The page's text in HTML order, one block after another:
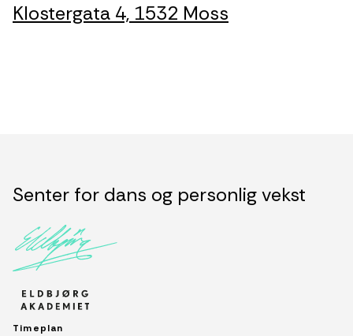
Klostergata 4, 1532 Moss
Senter for dans og personlig vekst
Timeplan